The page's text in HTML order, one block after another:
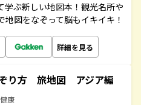
学ぶ新しい地図本！観光名所や
図をなぞって脳もイキイキ！
詳細を見る
り方 旅地図 アジア編
康